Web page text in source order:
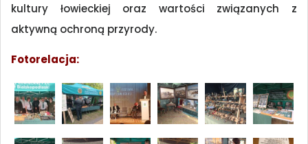
kultury łowieckiej oraz wartości związanych z
aktywną ochroną przyrody.
Fotorelacja: